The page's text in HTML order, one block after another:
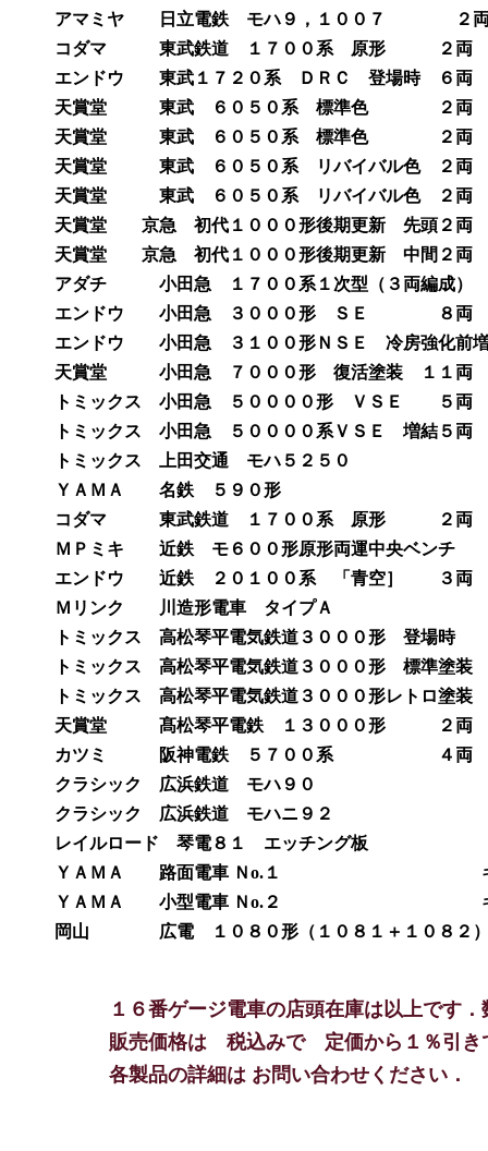
アマミヤ 日立電鉄 モハ９，１００７ ２両
コダマ 東武鉄道 １７００系 原形 ２両 キ
エンドウ 東武１７２０系 ＤＲＣ 登場時 ６
天賞堂 東武 ６０５０系 標準色 ２両 完
天賞堂 東武 ６０５０系 標準色 ２両 完
天賞堂 東武 ６０５０系 リバイバル色 ２両
天賞堂 東武 ６０５０系 リバイバル色 ２両
天賞堂 京急 初代１０００形後期更新 先頭２両
天賞堂 京急 初代１０００形後期更新 中間２両
アダチ 小田急 １７００系１次型（３両編成）
エンドウ 小田急 ３０００形 ＳＥ ８両 完
エンドウ 小田急 ３１００形ＮＳＥ 冷房強化前
天賞堂 小田急 ７０００形 復活塗装 １１両
トミックス 小田急 ５００００形 ＶＳＥ ５両
トミックス 小田急 ５００００系ＶＳＥ 増結５
トミックス 上田交通 モハ５２５０ 完
ＹＡＭＡ 名鉄 ５９０形 キット ￥
コダマ 東武鉄道 １７００系 原形 ２両 キ
ＭＰミキ 近鉄 モ６００形原形両運中央ベン
エンドウ 近鉄 ２０１００系 「青空］ ３両
Ｍリンク 川造形電車 タイプＡ キッ
トミックス 高松琴平電気鉄道３０００形 登場
トミックス 高松琴平電気鉄道３０００形 標準
トミックス 高松琴平電気鉄道３０００形レトロ
天賞堂 髙松琴平電鉄 １３０００形 ２両 完
カツミ 阪神電鉄 ５７００系 ４両 完
クラシック 広浜鉄道 モハ９０ キット
クラシック 広浜鉄道 モハニ９２ キット
レイルロード 琴電８１ エッチング板 キ
ＹＡＭＡ 路面電車 Ｎo.１ キッ
ＹＡＭＡ 小型電車 Ｎo.２ キッ
岡山 広電 １０８０形（１０８１＋１０８２
１６番ゲージ電車の店頭在庫は以上です
販売価格は 税込みで 定価から１％引き
各製品の詳細は お問い合わ